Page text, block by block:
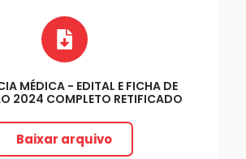
MÉDICA - EDITAL E FICHA DE
2024 COMPLETO RETIFICADO
Baixar arquivo